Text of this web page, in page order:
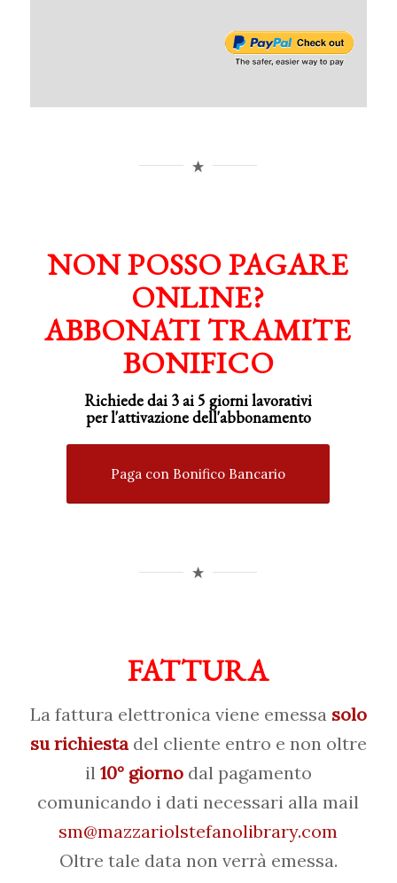
NON POSSO PAGARE
ONLINE?
ABBONATI TRAMITE
BONIFICO
Richiede dai 3 ai 5 giorni lavorativi
perl'attivazionedell'abbonamento
Paga con Bonifico Bancario
FATTURA
La fattura elettronica viene emessasolo
su richiestadel cliente entro e non oltre
il 10° giornodal pagamento
comunicando i dati necessari alla mail
sm@mazzariolstefanolibrary.com
Oltre tale data non verrà emessa.